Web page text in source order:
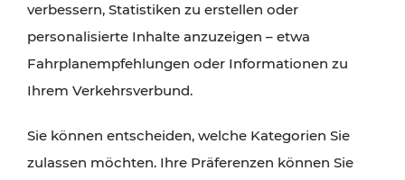
verbessern, Statistiken zu erstellen oder
personalisierte Inhalte anzuzeigen – etwa
Fahrplanempfehlungen oder Informationen zu
Ihrem Verkehrsverbund.
Sie können entscheiden, welche Kategorien Sie
zulassen möchten. Ihre Präferenzen können Sie